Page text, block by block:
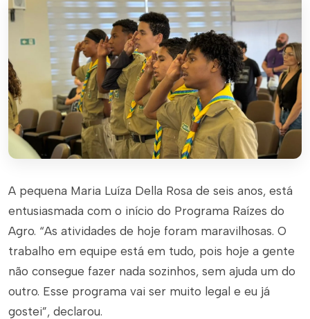
A pequena Maria Luíza Della Rosa de seis anos, está
entusiasmada com o início do Programa Raízes do
Agro. “As atividades de hoje foram maravilhosas. O
trabalho em equipe está em tudo, pois hoje a gente
não consegue fazer nada sozinhos, sem ajuda um do
outro. Esse programa vai ser muito legal e eu já
gostei”, declarou.